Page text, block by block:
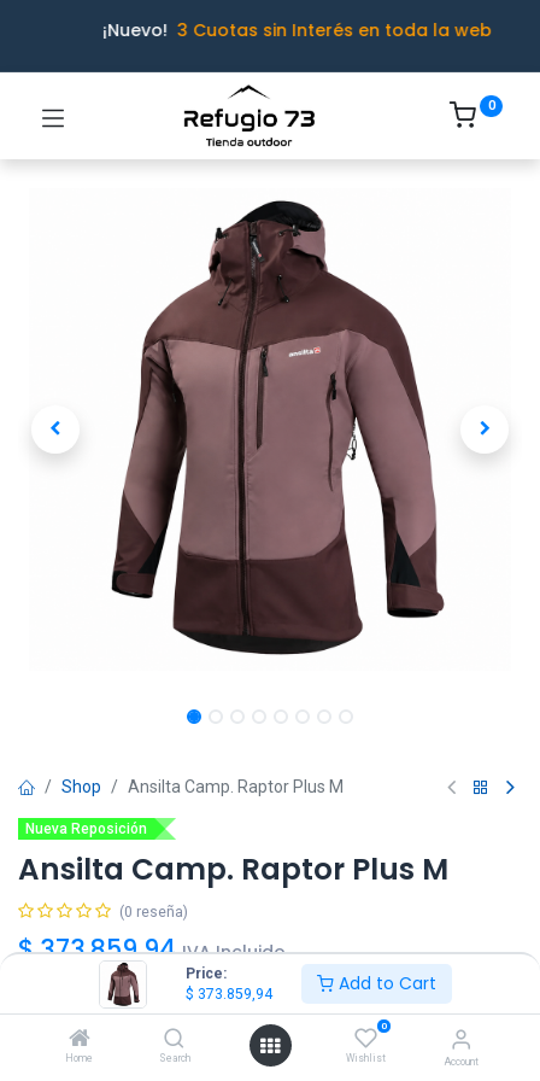
Price:
$ 373.859,94 Add to Cart
Home Search
0
Wishlist Account
¡Nuevo! 3 Cuotas sin Interés en toda la web
0
Shop Ansilta Camp. Raptor Plus M
Nueva Reposición
Ansilta Camp. Raptor Plus M
(0 reseña)
$373.859,94 IVA Incluido
Talle
M L XXL